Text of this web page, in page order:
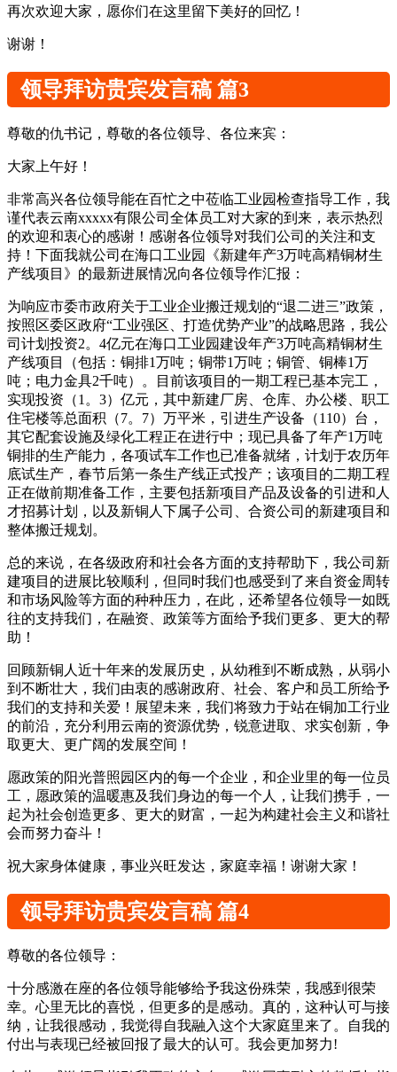
再次欢迎大家，愿你们在这里留下美好的回忆！
谢谢！
领导拜访贵宾发言稿 篇3
尊敬的仇书记，尊敬的各位领导、各位来宾：
大家上午好！
非常高兴各位领导能在百忙之中莅临工业园检查指导工作，我
谨代表云南xxxxx有限公司全体员工对大家的到来，表示热烈
的欢迎和衷心的感谢！感谢各位领导对我们公司的关注和支
持！下面我就公司在海口工业园《新建年产3万吨高精铜材生
产线项目》的最新进展情况向各位领导作汇报：
为响应市委市政府关于工业企业搬迁规划的“退二进三”政策，
按照区委区政府“工业强区、打造优势产业”的战略思路，我公
司计划投资2。4亿元在海口工业园建设年产3万吨高精铜材生
产线项目（包括：铜排1万吨；铜带1万吨；铜管、铜棒1万
吨；电力金具2千吨）。目前该项目的一期工程已基本完工，
实现投资（1。3）亿元，其中新建厂房、仓库、办公楼、职工
住宅楼等总面积（7。7）万平米，引进生产设备（110）台，
其它配套设施及绿化工程正在进行中；现已具备了年产1万吨
铜排的生产能力，各项试车工作也已准备就绪，计划于农历年
底试生产，春节后第一条生产线正式投产；该项目的二期工程
正在做前期准备工作，主要包括新项目产品及设备的引进和人
才招募计划，以及新铜人下属子公司、合资公司的新建项目和
整体搬迁规划。
总的来说，在各级政府和社会各方面的支持帮助下，我公司新
建项目的进展比较顺利，但同时我们也感受到了来自资金周转
和市场风险等方面的种种压力，在此，还希望各位领导一如既
往的支持我们，在融资、政策等方面给予我们更多、更大的帮
助！
回顾新铜人近十年来的发展历史，从幼稚到不断成熟，从弱小
到不断壮大，我们由衷的感谢政府、社会、客户和员工所给予
我们的支持和关爱！展望未来，我们将致力于站在铜加工行业
的前沿，充分利用云南的资源优势，锐意进取、求实创新，争
取更大、更广阔的发展空间！
愿政策的阳光普照园区内的每一个企业，和企业里的每一位员
工，愿政策的温暖惠及我们身边的每一个人，让我们携手，一
起为社会创造更多、更大的财富，一起为构建社会主义和谐社
会而努力奋斗！
祝大家身体健康，事业兴旺发达，家庭幸福！谢谢大家！
领导拜访贵宾发言稿 篇4
尊敬的各位领导 ：
十分感激在座的各位领导能够给予我这份殊荣，我感到很荣
幸。心里无比的喜悦，但更多的是感动。真的，这种认可与接
纳，让我很感动，我觉得自我融入这个大家庭里来了。自我的
付出与表现已经被回报了最大的认可。我会更加努力!